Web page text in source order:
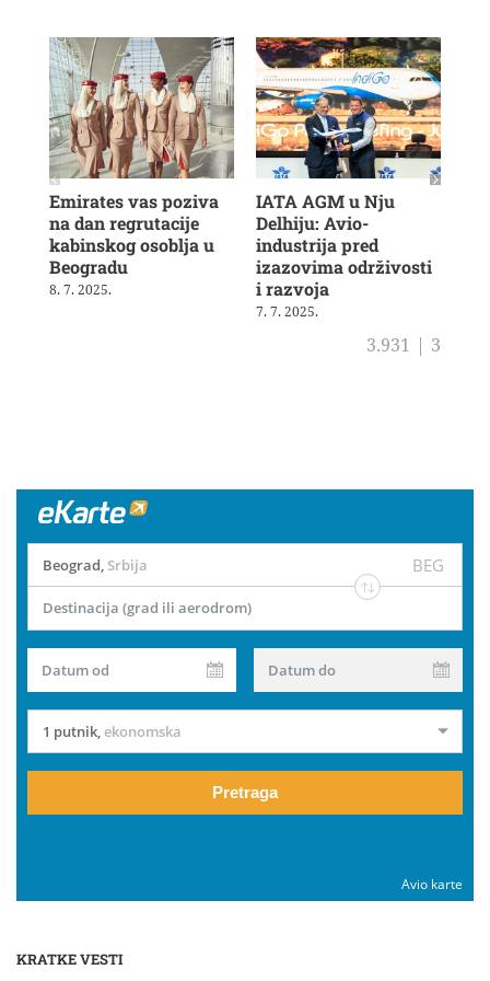
Emirates vas poziva
na dan regrutacije
kabinskog osoblja u
Beogradu
8. 7. 2025.
IATA AGM u Nju
Delhiju: Avio-
industrija pred
izazovima održivosti
i razvoja
7. 7. 2025.
3.931 | 3
Beograd Srbija BEG
Destinacija (grad ili aerodrom)
Datum od Datum do
1 putnik ekonomska
Pretraga
Avio karte
KRATKE VESTI